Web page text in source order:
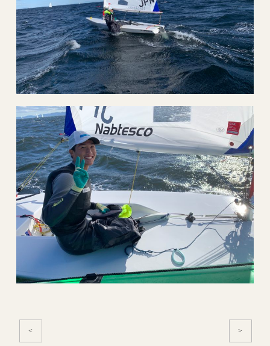
< >